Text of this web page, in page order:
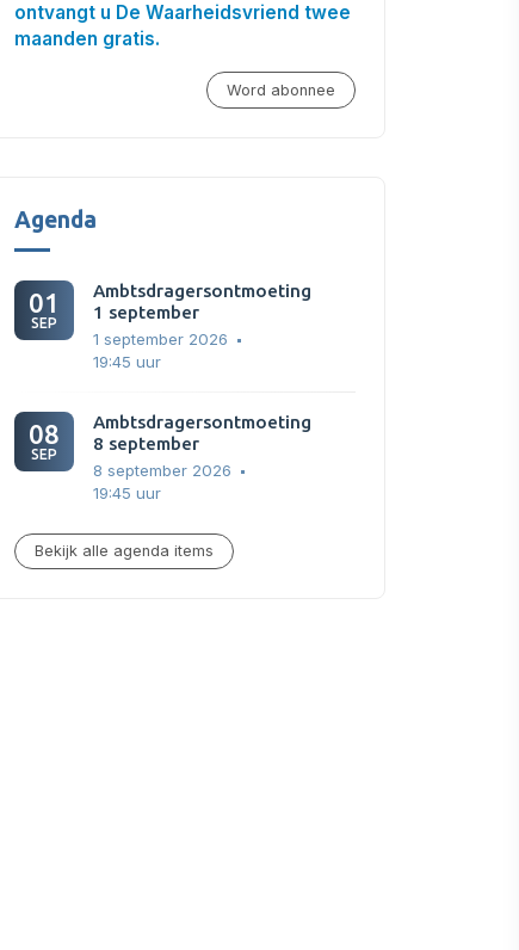
ontvangt u De Waarheidsvriend twee
maanden gratis.
Word abonnee
Agenda
01
SEP
Ambtsdragersontmoeting
1 september
1 september 2026
19:45 uur
08
SEP
Ambtsdragersontmoeting
8 september
8 september 2026
19:45 uur
Bekijk alle agenda items